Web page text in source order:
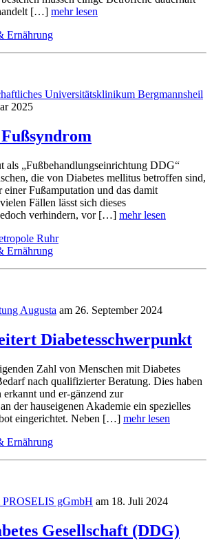
[…] mehr lesen
Ernährung
Universitätsklinikum Bergmannsheil
2025
als „Fußbehandlungseinrichtung DDG“
die von Diabetes mellitus betroffen sind,
Fußamputation und das damit
Fällen lässt sich dieses
verhindern, vor […] mehr lesen
Ruhr
Ernährung
Augusta am 26. September 2024
Diabetesschwerpunkt
Zahl von Menschen mit Diabetes
nach qualifizierter Beratung. Dies haben
und er-gänzend zur
der hauseigenen Akademie ein spezielles
eingerichtet. Neben […] mehr lesen
Ernährung
gGmbH am 18. Juli 2024
Gesellschaft (DDG)